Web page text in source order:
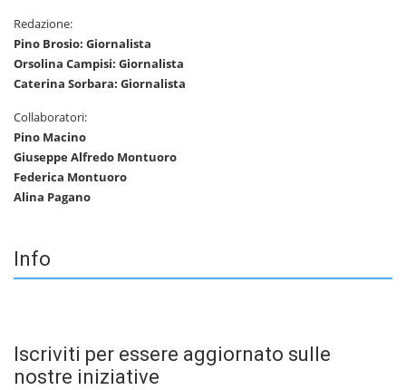
Redazione:
Pino Brosio: Giornalista
Orsolina Campisi: Giornalista
Caterina Sorbara: Giornalista
Collaboratori:
Pino Macino
Giuseppe Alfredo Montuoro
Federica Montuoro
Alina Pagano
Info
Iscriviti per essere aggiornato sulle
nostre iniziative